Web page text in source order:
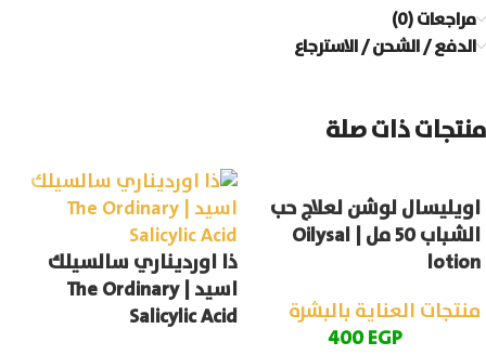
مراجعات (0)
الدفع / الشحن / الاسترجاع
منتجات ذات صلة
اويليسال لوشن لعلاج حب
الشباب 50 مل | Oilysal
lotion
منتجات العناية بالبشرة
400EGP
ذا اورديناري سالسيلك
اسيد | The Ordinary
Salicylic Acid